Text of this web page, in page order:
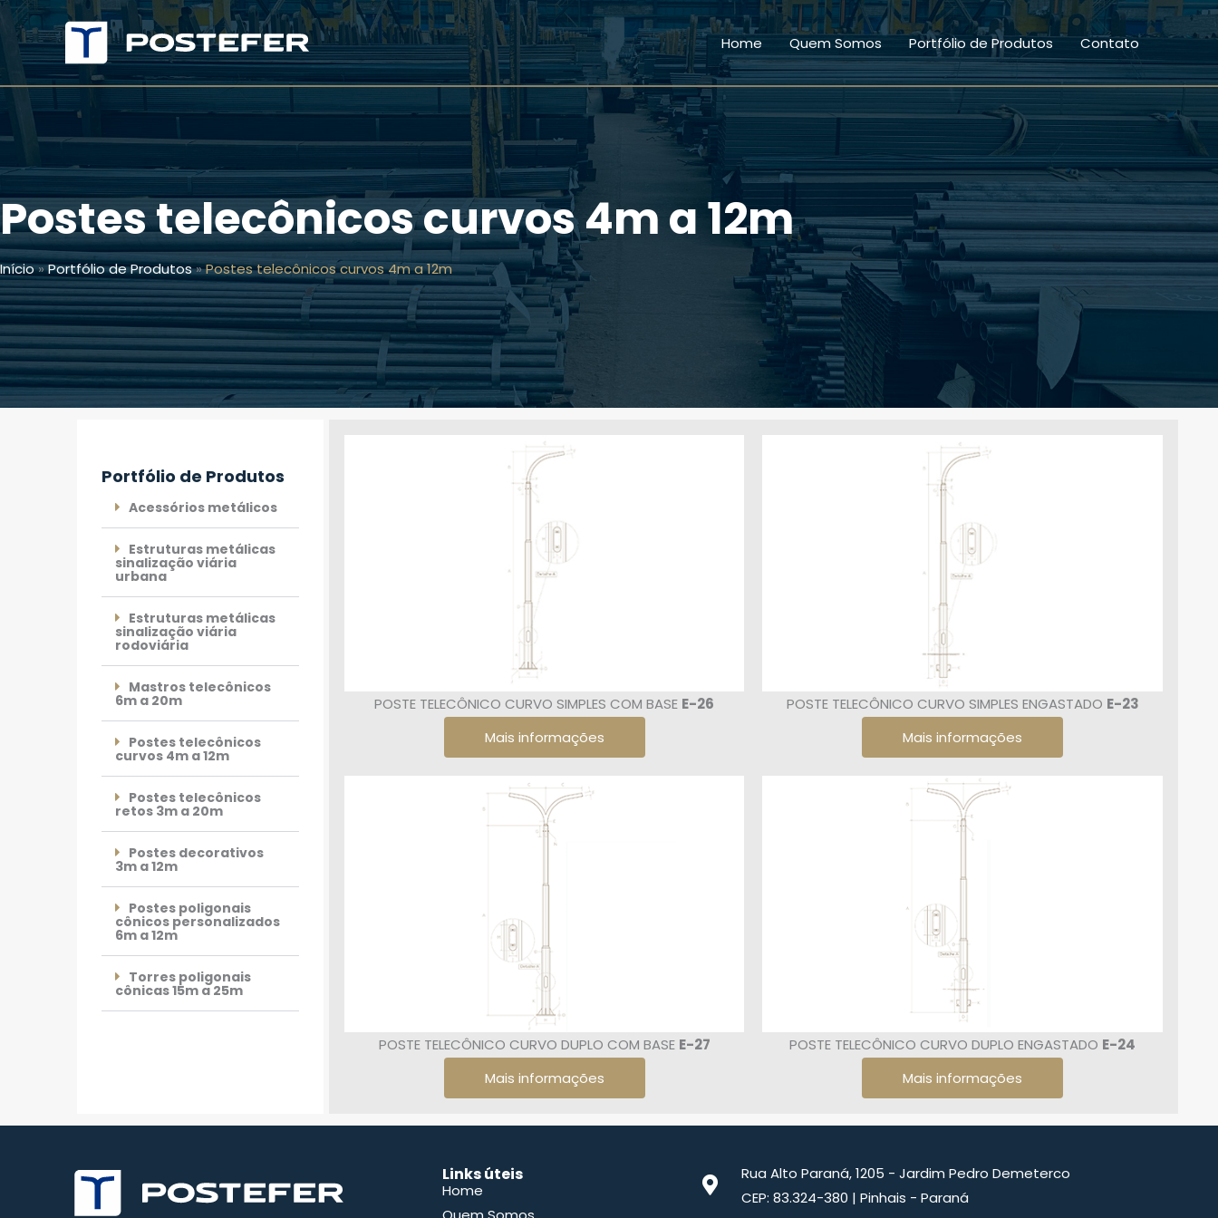
Ir
para
conteúdo
Home Quem Somos Portfólio de Produtos Contato
Postes telecônicos curvos 4m a 12m
Início»Portfólio de Produtos»Postes telecônicos curvos 4m a 12m
Portfólio de Produtos
Acessórios metálicos
Estruturas metálicas
sinalização viária
urbana
Estruturas metálicas
sinalização viária
rodoviária
Mastros telecônicos
6m a 20m
Postes telecônicos
curvos 4m a 12m
Postes telecônicos
retos 3m a 20m
Postes decorativos
3m a 12m
Postes poligonais
cônicos personalizados
6m a 12m
Torres poligonais
cônicas 15m a 25m
POSTE TELECÔNICO CURVO SIMPLES COM BASE E-26
Mais informações
POSTE TELECÔNICO CURVO SIMPLES ENGASTADO E-23
Mais informações
POSTE TELECÔNICO CURVO DUPLO COM BASE E-27
Mais informações
POSTE TELECÔNICO CURVO DUPLO ENGASTADO E-24
Mais informações
Links úteis
Home
Rua Alto Paraná, 1205 - Jardim Pedro Demeterco
CEP: 83.324-380 | Pinhais - Paraná